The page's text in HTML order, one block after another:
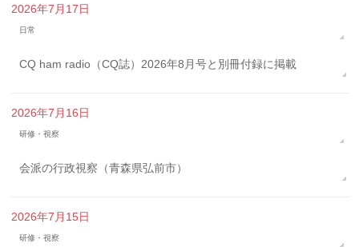
2026年7月17日
日常
CQ ham radio（CQ誌）2026年8月号と別冊付録に掲載
2026年7月16日
研修・視察
会派の行政視察（青森県弘前市）
2026年7月15日
研修・視察